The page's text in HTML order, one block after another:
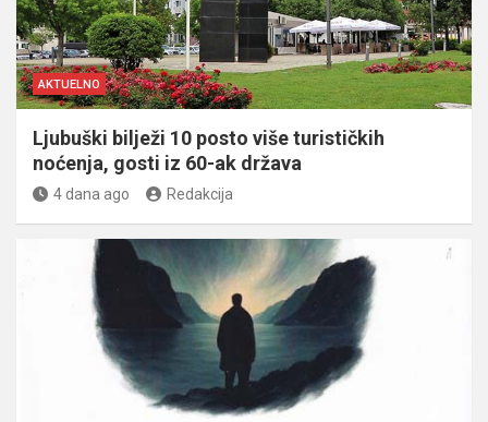
AKTUELNO
Ljubuški bilježi 10 posto više turističkih
noćenja, gosti iz 60-ak država
4 dana ago Redakcija